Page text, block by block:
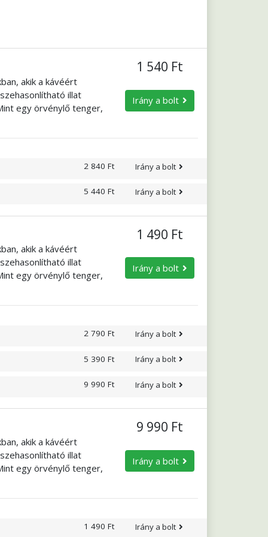
akik a kávéért
illat
egy örvénylő tenger,
tartja. Egyhangúan
1 540 Ft
Irány a bolt
2 840 Ft Irány a bolt
5 440 Ft Irány a bolt
akik a kávéért
illat
egy örvénylő tenger,
tartja. Egyhangúan
1 490 Ft
Irány a bolt
2 790 Ft Irány a bolt
5 390 Ft Irány a bolt
9 990 Ft Irány a bolt
akik a kávéért
illat
egy örvénylő tenger,
tartja. Egyhangúan
9 990 Ft
Irány a bolt
1 490 Ft Irány a bolt